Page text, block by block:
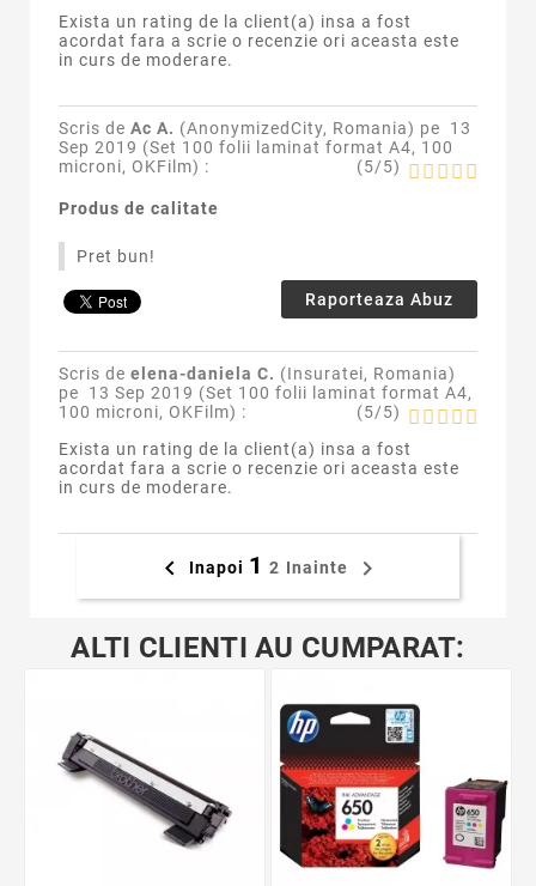
Exista un rating de la client(a) insa a fost
acordat fara a scrie o recenzie ori aceasta este
in curs de moderare.
Scris de Ac A. (AnonymizedCity, Romania) pe 13
Sep 2019 (Set 100 folii laminat format A4, 100
microni, OKFilm) : (5/5)
Produs de calitate
Pret bun!
Raporteaza Abuz
Scris de elena-daniela C. (Insuratei, Romania)
pe 13 Sep 2019 (Set 100 folii laminat format A4,
100 microni, OKFilm) : (5/5)
Exista un rating de la client(a) insa a fost
acordat fara a scrie o recenzie ori aceasta este
in curs de moderare.
 Inapoi 1 2 Inainte 
ALTI CLIENTI AU CUMPARAT: